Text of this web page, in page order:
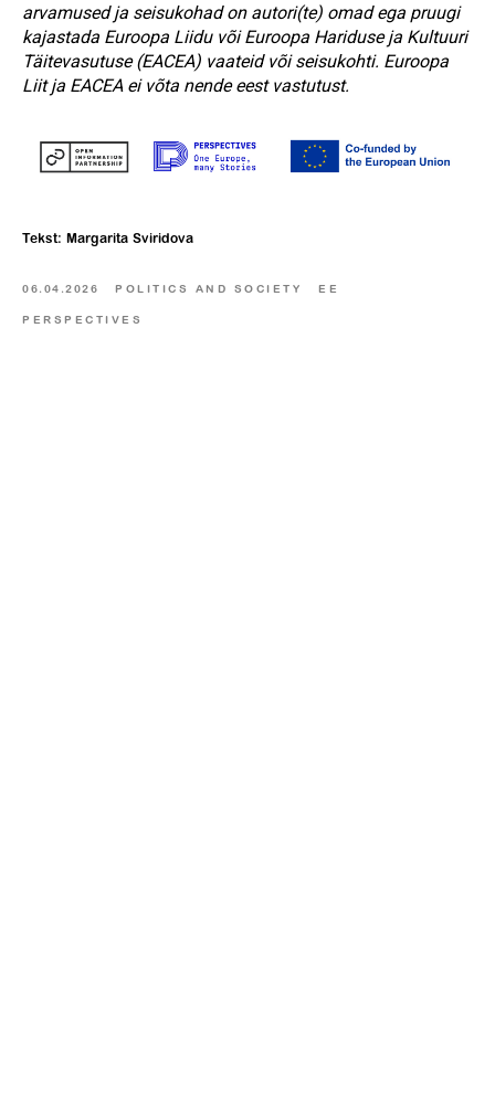
arvamused ja seisukohad on autori(te) omad ega pruugi
kajastada Euroopa Liidu või Euroopa Hariduse ja Kultuuri
Täitevasutuse (EACEA) vaateid või seisukohti. Euroopa
Liit ja EACEA ei võta nende eest vastutust.
Tekst: Margarita Sviridova
06.04.2026 POLITICS AND SOCIETY EE
PERSPECTIVES